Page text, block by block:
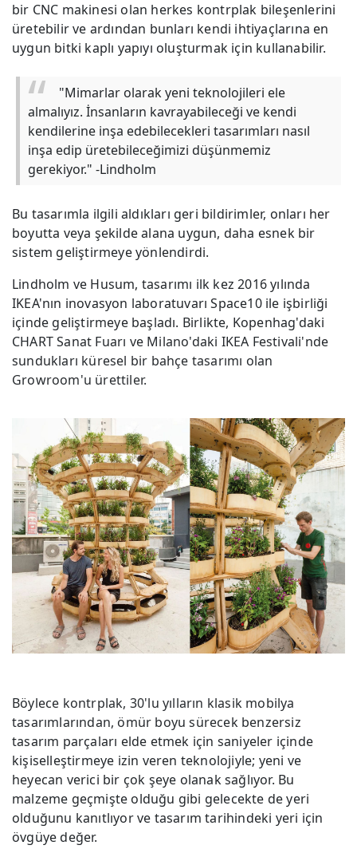
bir CNC makinesi olan herkes kontrplak bileşenlerini
üretebilir ve ardından bunları kendi ihtiyaçlarına en
uygun bitki kaplı yapıyı oluşturmak için kullanabilir.
"Mimarlar olarak yeni teknolojileri ele
almalıyız. İnsanların kavrayabileceği ve kendi
kendilerine inşa edebilecekleri tasarımları nasıl
inşa edip üretebileceğimizi düşünmemiz
gerekiyor." -Lindholm
Bu tasarımla ilgili aldıkları geri bildirimler, onları her
boyutta veya şekilde alana uygun, daha esnek bir
sistem geliştirmeye yönlendirdi.
Lindholm ve Husum, tasarımı ilk kez 2016 yılında
IKEA'nın inovasyon laboratuvarı Space10 ile işbirliği
içinde geliştirmeye başladı. Birlikte, Kopenhag'daki
CHART Sanat Fuarı ve Milano'daki IKEA Festivali'nde
sundukları küresel bir bahçe tasarımı olan
Growroom'u ürettiler.
Böylece kontrplak, 30'lu yılların klasik mobilya
tasarımlarından, ömür boyu sürecek benzersiz
tasarım parçaları elde etmek için saniyeler içinde
kişiselleştirmeye izin veren teknolojiyle; yeni ve
heyecan verici bir çok şeye olanak sağlıyor. Bu
malzeme geçmişte olduğu gibi gelecekte de yeri
olduğunu kanıtlıyor ve tasarım tarihindeki yeri için
övgüye değer.